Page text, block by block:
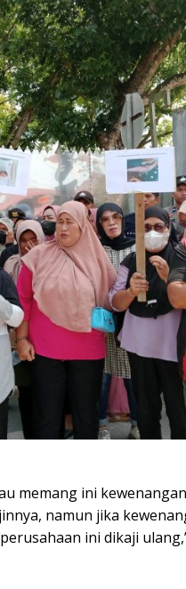
memang ini
namun jika
ini dikaji